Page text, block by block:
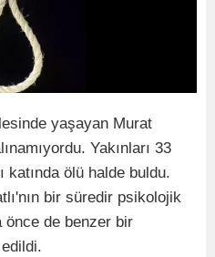
yaşayan Murat
Yakınları 33
katında ölü halde buldu.
bir süredir psikolojik
önce de benzer bir